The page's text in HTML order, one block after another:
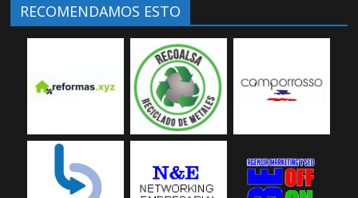
RECOMENDAMOS ESTO